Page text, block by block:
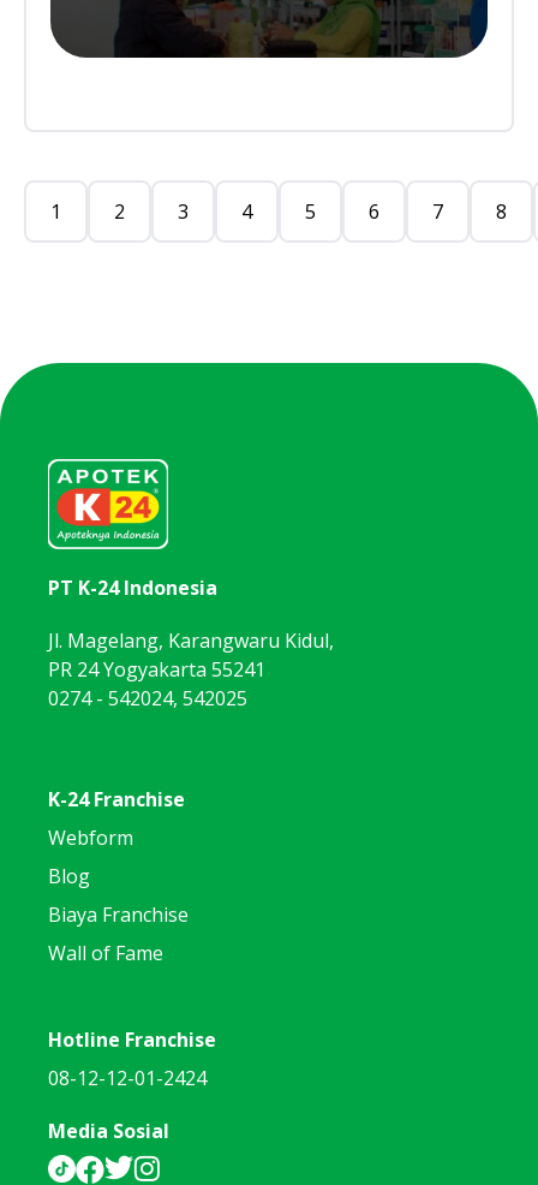
1 2 3 4 5 6 7 8
PT K-24 Indonesia
Jl. Magelang, Karangwaru Kidul,
PR 24 Yogyakarta 55241
0274 - 542024, 542025
K-24 Franchise
Webform
Blog
Biaya Franchise
Wall of Fame
Hotline Franchise
08-12-12-01-2424
Media Sosial